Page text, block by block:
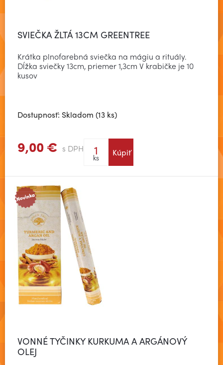
SVIEČKA ŽLTÁ 13CM GREENTREE
Krátka plnofarebná sviečka na mágiu a rituály.
Dĺžka sviečky 13cm, priemer 1,3cm V krabičke je 10
kusov
Dostupnosť: Skladom (13 ks)
9,00 € s DPH
ks Kúpiť
Zobraziť viac
VONNÉ TYČINKY KURKUMA A ARGÁNOVÝ
OLEJ